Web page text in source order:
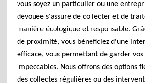
vous soyez un particulier ou une
dévouée s'assure de collecter et de
manière écologique et responsable.
de proximité, vous bénéficiez d'une
efficace, vous permettant de garder vos
impeccables. Nous offrons des options
des collectes régulières ou des